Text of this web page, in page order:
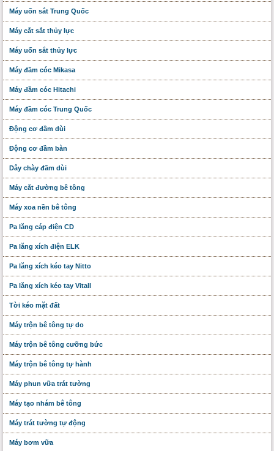
Máy uốn sắt Trung Quốc
Máy cắt sắt thủy lực
Máy uốn sắt thủy lực
Máy đầm cóc Mikasa
Máy đầm cóc Hitachi
Máy đầm cóc Trung Quốc
Động cơ đầm dùi
Động cơ đầm bàn
Dây chày đầm dùi
Máy cắt đường bê tông
Máy xoa nền bê tông
Pa lăng cáp điện CD
Pa lăng xích điện ELK
Pa lăng xích kéo tay Nitto
Pa lăng xích kéo tay Vitall
Tời kéo mặt đất
Máy trộn bê tông tự do
Máy trộn bê tông cưỡng bức
Máy trộn bê tông tự hành
Máy phun vữa trát tường
Máy tạo nhám bê tông
Máy trát tường tự động
Máy bơm vữa